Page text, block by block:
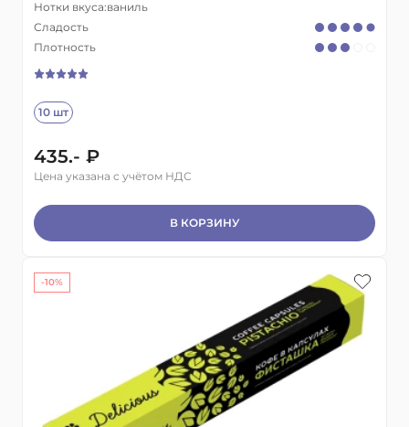
Нотки вкуса:ваниль
Сладость
Плотность
10 шт
435.- ₽
Цена указана с учётом НДС
В КОРЗИНУ
-10%